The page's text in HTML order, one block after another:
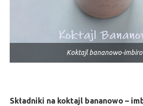
Koktajl bananowo-
Składniki na koktajl bananowo –